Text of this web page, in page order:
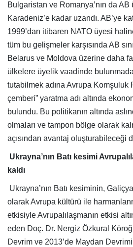
Bulgaristan ve Romanya’nın da AB
Karadeniz’e kadar uzandı. AB’ye
1999’dan itibaren NATO üyesi
tüm bu gelişmeler karşısında AB
Belarus ve Moldova üzerine daha
ülkelere üyelik vaadinde
tutabilmek adına Avrupa Komşuluk
çemberi” yaratma adı altında
bulundu. Bu politikanın altında
olmaları ve tampon bölge olarak
açısından avantaj oluşturabileceği
Ukrayna’nın Batı kesimi
kaldı
Ukrayna’nın Batı kesiminin,
olarak Avrupa kültürü ile
etkisiyle Avrupalılaşmanın etkisi
eden Doç. Dr. Nergiz Özkural
Devrim ve 2013’de Maydan Devrimi